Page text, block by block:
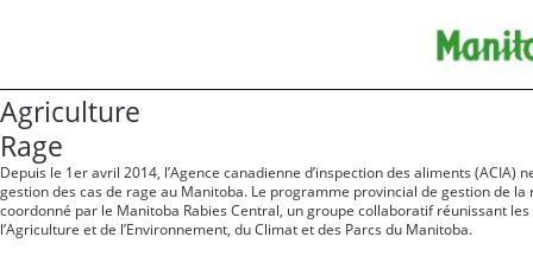
Agriculture
Rage
Depuis le 1er avril 2014, l’Agence canadienne d’inspection des aliments (ACIA)
gestion des cas de rage au Manitoba. Le programme provincial de gestion de
coordonné par le Manitoba Rabies Central, un groupe collaboratif réunissant
l’Agriculture et de l’Environnement, du Climat et des Parcs du Manitoba.